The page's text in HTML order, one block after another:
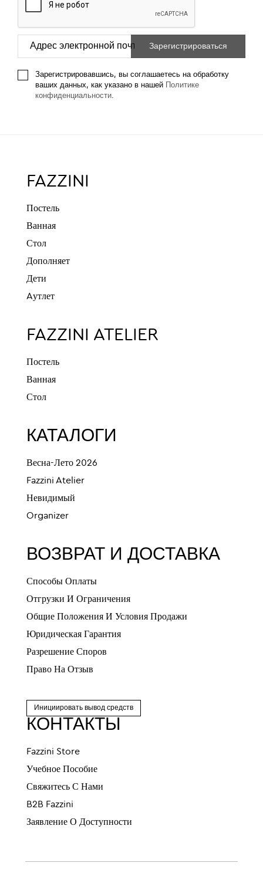
Зарегистрировавшись, вы соглашаетесь на обработку
ваших данных, как указано в нашей
Политике
конфиденциальности.
FAZZINI
Постель
Ванная
Стол
Дополняет
Дети
Aутлет
FAZZINI ATELIER
Постель
Ванная
Стол
КАТАЛОГИ
Весна-Лето 2026
Fazzini Atelier
Невидимый
Organizer
ВОЗВРАТ И ДОСТАВКА
Способы Оплаты
Отгрузки И Ограничения
Общие Положения И Условия Продажи
Юридическая Гарантия
Разрешение Споров
Право На Отзыв
Инициировать вывод средств
КОНТАКТЫ
Fazzini Store
Учебное Пособие
Свяжитесь С Нами
B2B Fazzini
Заявление О Доступности